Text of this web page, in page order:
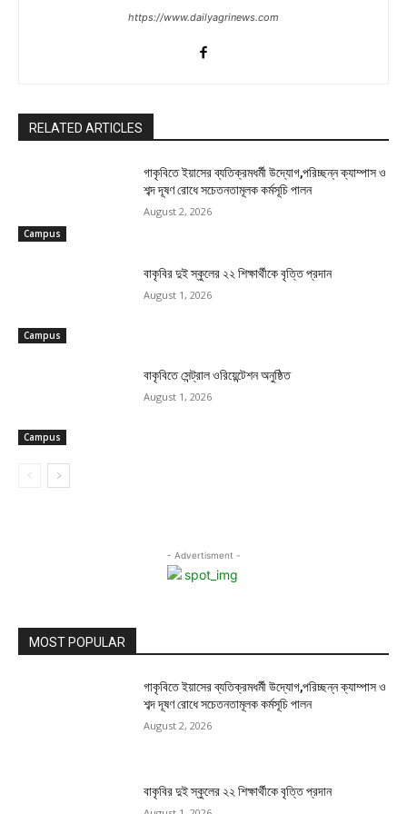
https://www.dailyagrinews.com
RELATED ARTICLES
Campus
গাকৃবিতে ইয়াসের ব্যতিক্রমধর্মী উদ্যোগ,পরিচ্ছন্ন ক্যাম্পাস ও
শব্দ দূষণ রোধে সচেতনতামূলক কর্মসূচি পালন
August 2, 2026
Campus
বাকৃবির দুই স্কুলের ২২ শিক্ষার্থীকে বৃত্তি প্রদান
August 1, 2026
Campus
বাকৃবিতে সেন্ট্রাল ওরিয়েন্টেশন অনুষ্ঠিত
August 1, 2026
- Advertisment -
MOST POPULAR
গাকৃবিতে ইয়াসের ব্যতিক্রমধর্মী উদ্যোগ,পরিচ্ছন্ন ক্যাম্পাস ও
শব্দ দূষণ রোধে সচেতনতামূলক কর্মসূচি পালন
August 2, 2026
বাকৃবির দুই স্কুলের ২২ শিক্ষার্থীকে বৃত্তি প্রদান